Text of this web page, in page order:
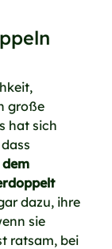
große
hat sich
dazu, ihre
sie
ratsam, bei